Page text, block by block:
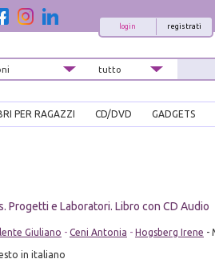
registrati
login
PER RAGAZZI CD/DVD GADGETS
Progetti e Laboratori. Libro con CD Audio
Giuliano - Ceni Antonia - Hogsberg Irene -
in italiano